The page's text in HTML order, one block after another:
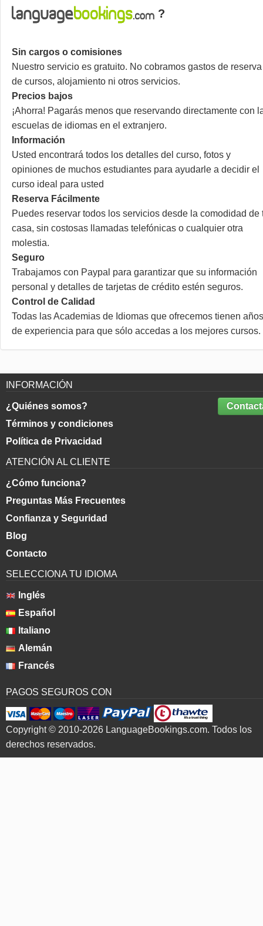
?
Sin cargos o comisiones
Nuestro servicio es gratuito. No cobramos gastos de reserva
de cursos, alojamiento ni otros servicios.
Precios bajos
¡Ahorra! Pagarás menos que reservando directamente con
escuelas de idiomas en el extranjero.
Información
Usted encontrará todos los detalles del curso, fotos y
opiniones de muchos estudiantes para ayudarle a decidir el
curso ideal para usted
Reserva Fácilmente
Puedes reservar todos los servicios desde la comodidad de
casa, sin costosas llamadas telefónicas o cualquier otra
molestia.
Seguro
Trabajamos con Paypal para garantizar que su información
personal y detalles de tarjetas de crédito estén seguros.
Control de Calidad
Todas las Academias de Idiomas que ofrecemos tienen años
de experiencia para que sólo accedas a los mejores cursos.
INFORMACIÓN
¿Quiénes somos?
Términos y condiciones
Política de Privacidad
ATENCIÓN AL CLIENTE
¿Cómo funciona?
Preguntas Más Frecuentes
Confianza y Seguridad
Blog
Contacto
SELECCIONA TU IDIOMA
Inglés
Español
Italiano
Alemán
Francés
PAGOS SEGUROS CON
Copyright © 2010-2026 LanguageBookings.com. Todos los
derechos reservados.